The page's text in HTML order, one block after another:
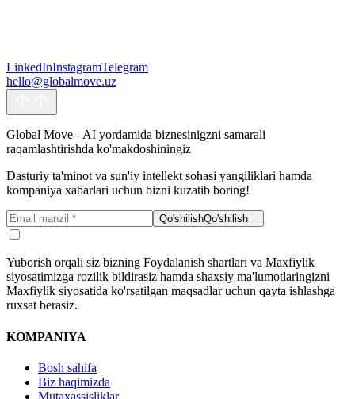
siyosatimizga rozilik bildirasiz hamda shaxsiy ma'lumotlaringizni
Maxfiylik siyosatida ko'rsatilgan maqsadlar uchun qayta ishlashga
LinkedInInstagramTelegram
hello@globalmove.uz
Global Move - AI yordamida biznesinigzni samarali
raqamlashtirishda ko'makdoshiningiz
Dasturiy ta'minot va sun'iy intellekt sohasi yangiliklari hamda
kompaniya xabarlari uchun bizni kuzatib boring!
Qo'shilishQo'shilish
Yuborish orqali siz bizning Foydalanish shartlari va Maxfiylik
siyosatimizga rozilik bildirasiz hamda shaxsiy ma'lumotlaringizni
Maxfiylik siyosatida ko'rsatilgan maqsadlar uchun qayta ishlashga
ruxsat berasiz.
KOMPANIYA
Bosh sahifa
Biz haqimizda
Mutaxassisliklar